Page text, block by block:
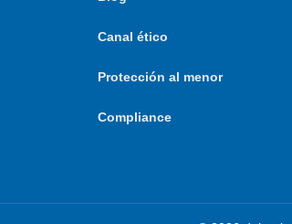
Canal ético
Protección al menor
Compliance